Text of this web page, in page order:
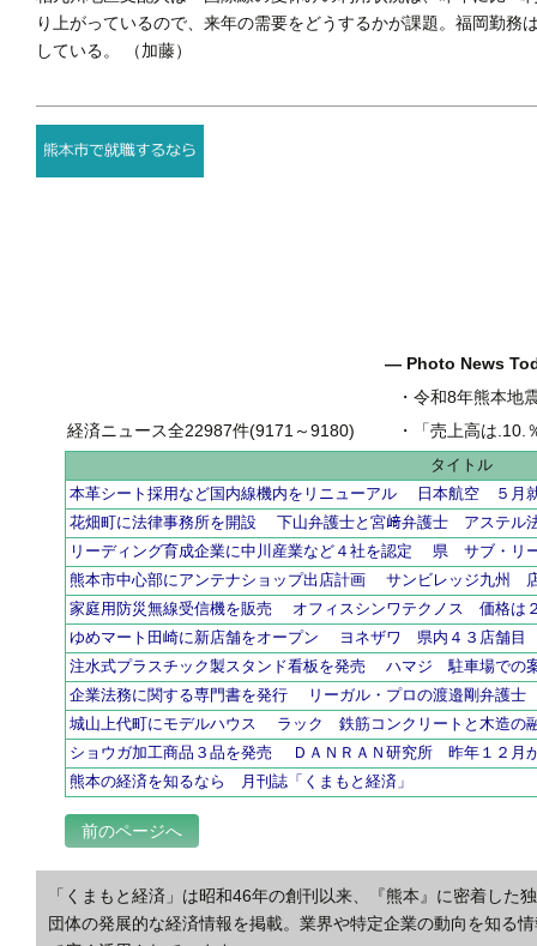
り上がっているので、来年の需要をどうするかが課題。福岡勤
している。 （加藤）
― Photo News
・令和8年熊本地
・
「売上高は.10.％増の
経済ニュース全22987件(9171～9180)
タイトル
本革シート採用など国内線機内をリニューアル 日本航空 ５月
花畑町に法律事務所を開設 下山弁護士と宮﨑弁護士 アステル
リーディング育成企業に中川産業など４社を認定 県 サブ・リ
熊本市中心部にアンテナショップ出店計画 サンビレッジ九州
家庭用防災無線受信機を販売 オフィスシンワテクノス 価格は
ゆめマート田崎に新店舗をオープン ヨネザワ 県内４３店舗目
注水式プラスチック製スタンド看板を発売 ハマジ 駐車場での
企業法務に関する専門書を発行 リーガル・プロの渡邉剛弁護
城山上代町にモデルハウス ラック 鉄筋コンクリートと木造の
ショウガ加工商品３品を発売 ＤＡＮＲＡＮ研究所 昨年１２月
熊本の経済を知るなら 月刊誌「くまもと経済」
前のページへ
「くまもと経済」は昭和46年の創刊以来、『熊本』に密着し
団体の発展的な経済情報を掲載。業界や特定企業の動向を知る